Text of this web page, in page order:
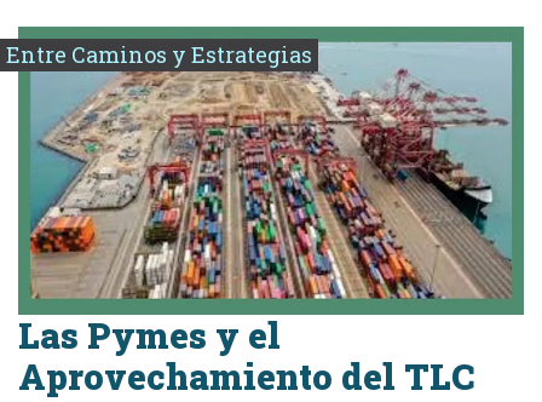
Entre Caminos y Estrategias
Las Pymes y el
Aprovechamiento del TLC